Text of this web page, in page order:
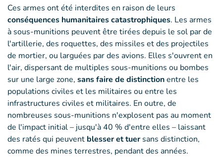
Ces armes ont été interdites en raison de leurs
conséquences humanitaires catastrophiques. Les armes
à sous-munitions peuvent être tirées depuis le sol par de
l'artillerie, des roquettes, des missiles et des projectiles
de mortier, ou larguées par des avions. Elles s'ouvrent en
l'air, dispersant de multiples sous-munitions ou bombes
sur une large zone, sans faire de distinctionentre les
populations civiles et les militaires ou entre les
infrastructures civiles et militaires. En outre, de
nombreuses sous-munitions n'explosent pas au moment
de l'impact initial – jusqu'à 40 % d'entre elles – laissant
des ratés qui peuvent blesser et tuersans distinction,
comme des mines terrestres, pendant des années.